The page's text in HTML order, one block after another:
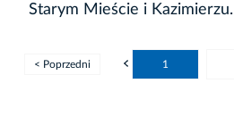
Starym Mieście i Kazimierzu.
< Poprzedni 1